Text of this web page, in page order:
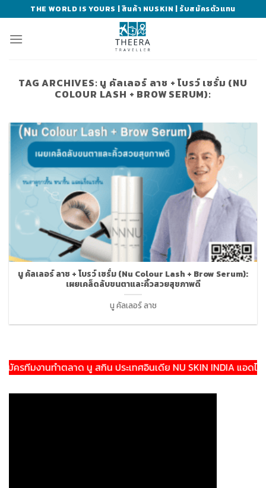
to
content
THE WORLD IS YOURS | สินค้า NUSKIN | รับสมัครตัวแทน
TAG ARCHIVES: นู คัลเลอร์ ลาช + โบรว์ เซรั่ม (NU
COLOUR LASH + BROW SERUM):
นู คัลเลอร์ ลาช + โบรว์ เซรั่ม (Nu Colour Lash + Brow Serum):
เผยเคล็ดลับขนตาและคิ้วสวยสุขภาพดี
นู คัลเลอร์ ลาช
มงานทำตลาด นู สกิน ประเทศอินเดีย NU SKIN INDIA แอดไลน์